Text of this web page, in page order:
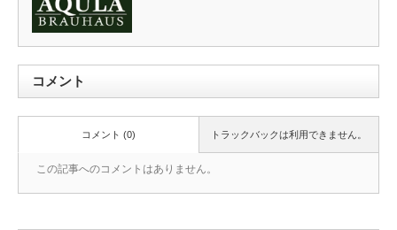
コメント
トラックバックは利用できません。
コメント (0)
この記事へのコメントはありません。